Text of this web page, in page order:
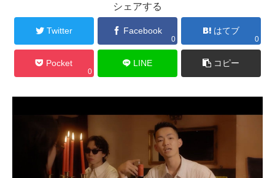
シェアする
Twitter Facebook
0
はてブ
0
Pocket
0
LINE コピー